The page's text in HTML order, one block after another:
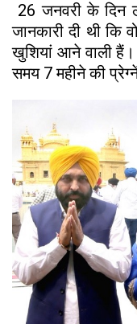
26 जनवरी के दिन
जानकारी दी थी कि
खुशियां आने वाली हैं।
समय 7 महीने की